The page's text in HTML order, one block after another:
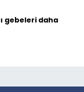
gebeleri daha